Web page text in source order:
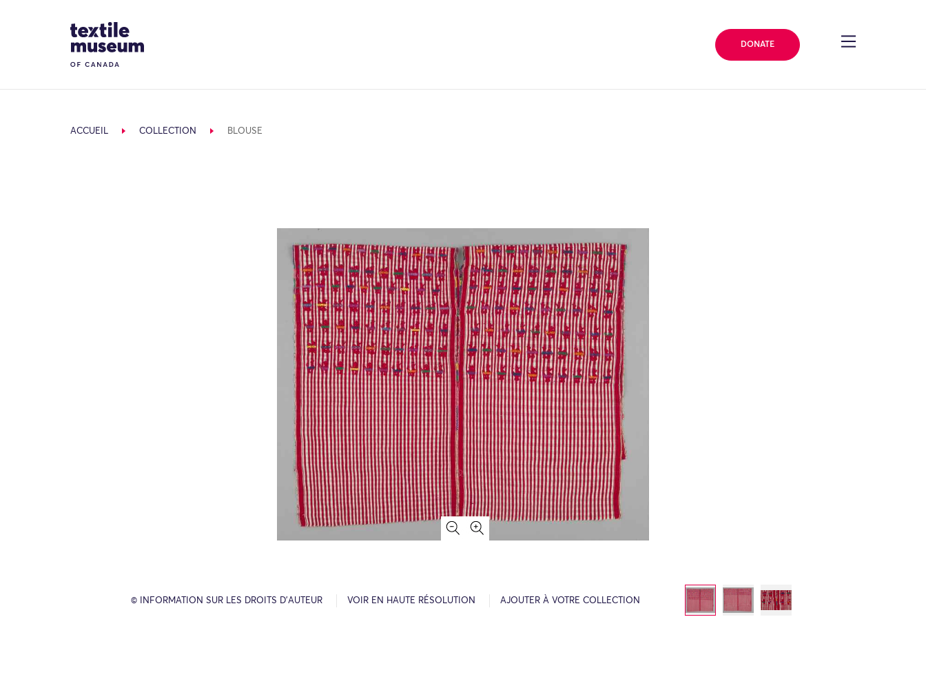
Site Logo
DONATE
ACCUEIL COLLECTION BLOUSE
© INFORMATION SUR LES DROITS D’AUTEUR VOIR EN HAUTE RÉSOLUTION AJOUTER À VOTRE COLLECTION